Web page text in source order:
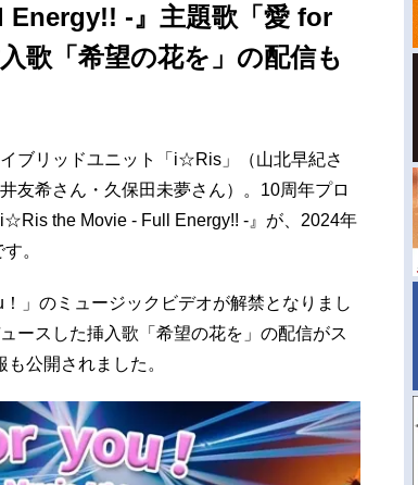
-』主題歌「愛 for
歌「希望の花を」の配信も
ブリッドユニット「i☆Ris」（山北早紀さ
友希さん・久保田未夢さん）。10周年プロ
the Movie - Full Energy!! -』が、2024年
。
」のミュージックビデオが解禁となりまし
ースした挿入歌「希望の花を」の配信がス
公開されました。